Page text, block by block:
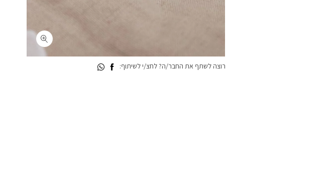
רוצה לשתף את החבר/ה? לחצ/י לשיתוף: